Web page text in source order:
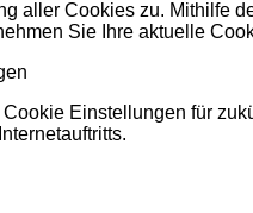
aller Cookies zu. Mithilfe
Sie Ihre aktuelle
Einstellungen für